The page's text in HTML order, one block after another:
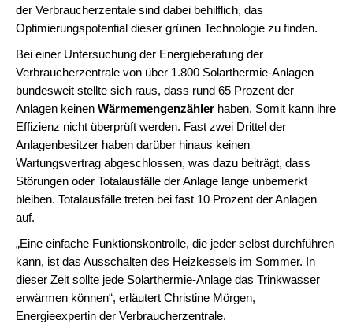
der Verbraucherzentale sind dabei behilflich, das
Optimierungspotential dieser grünen Technologie zu finden.
Bei einer Untersuchung der Energieberatung der
Verbraucherzentrale von über 1.800 Solarthermie-Anlagen
bundesweit stellte sich raus, dass rund 65 Prozent der
Anlagen keinen Wärmemengenzähler haben. Somit kann ihre
Effizienz nicht überprüft werden. Fast zwei Drittel der
Anlagenbesitzer haben darüber hinaus keinen
Wartungsvertrag abgeschlossen, was dazu beiträgt, dass
Störungen oder Totalausfälle der Anlage lange unbemerkt
bleiben. Totalausfälle treten bei fast 10 Prozent der Anlagen
auf.
„Eine einfache Funktionskontrolle, die jeder selbst durchführen
kann, ist das Ausschalten des Heizkessels im Sommer. In
dieser Zeit sollte jede Solarthermie-Anlage das Trinkwasser
erwärmen können“, erläutert Christine Mörgen,
Energieexpertin der Verbraucherzentrale.